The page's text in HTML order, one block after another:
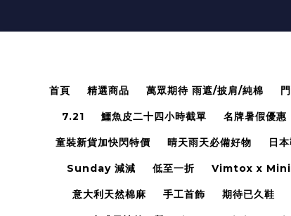
首頁 精選商品 萬眾期待 雨遮/披肩/純棉
7.21 鱷魚皮二十四小時截單 名牌暑假優惠
童裝新貨加快閃特價 晴天雨天必備好物 日
Sunday 減減 低至一折 Vimtox x
意大利天然棉麻 手工首飾 期待已久鞋